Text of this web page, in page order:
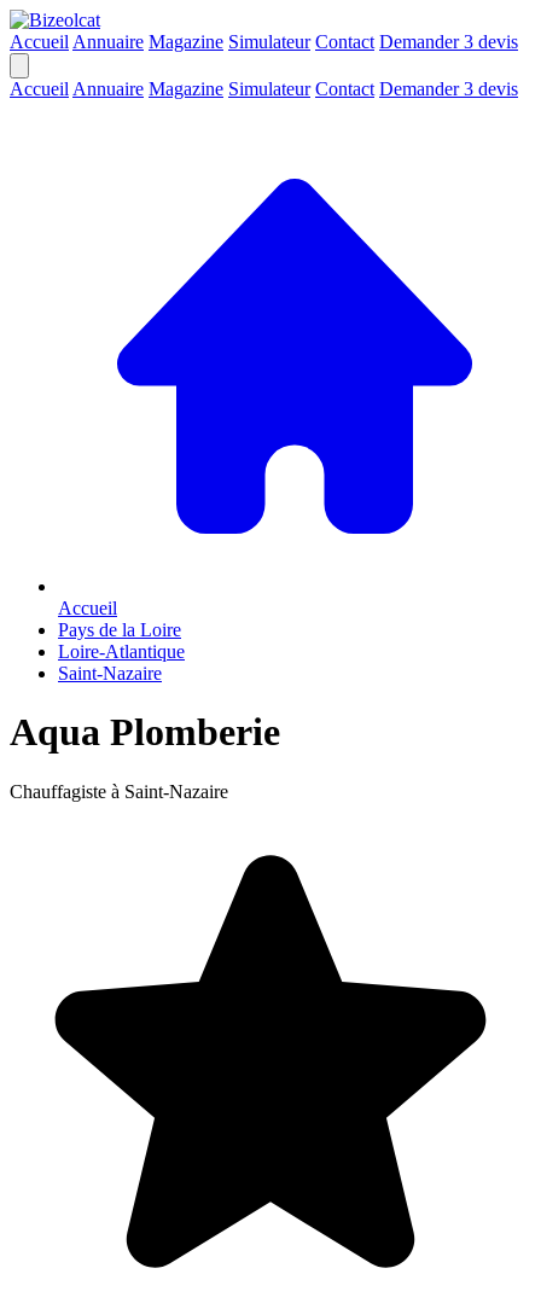
Accueil Annuaire Magazine Simulateur Contact Demander 3 devis
Accueil Annuaire Magazine Simulateur Contact Demander 3 devis
Accueil
Pays de la Loire
Loire-Atlantique
Saint-Nazaire
Aqua Plomberie
Chauffagiste à Saint-Nazaire